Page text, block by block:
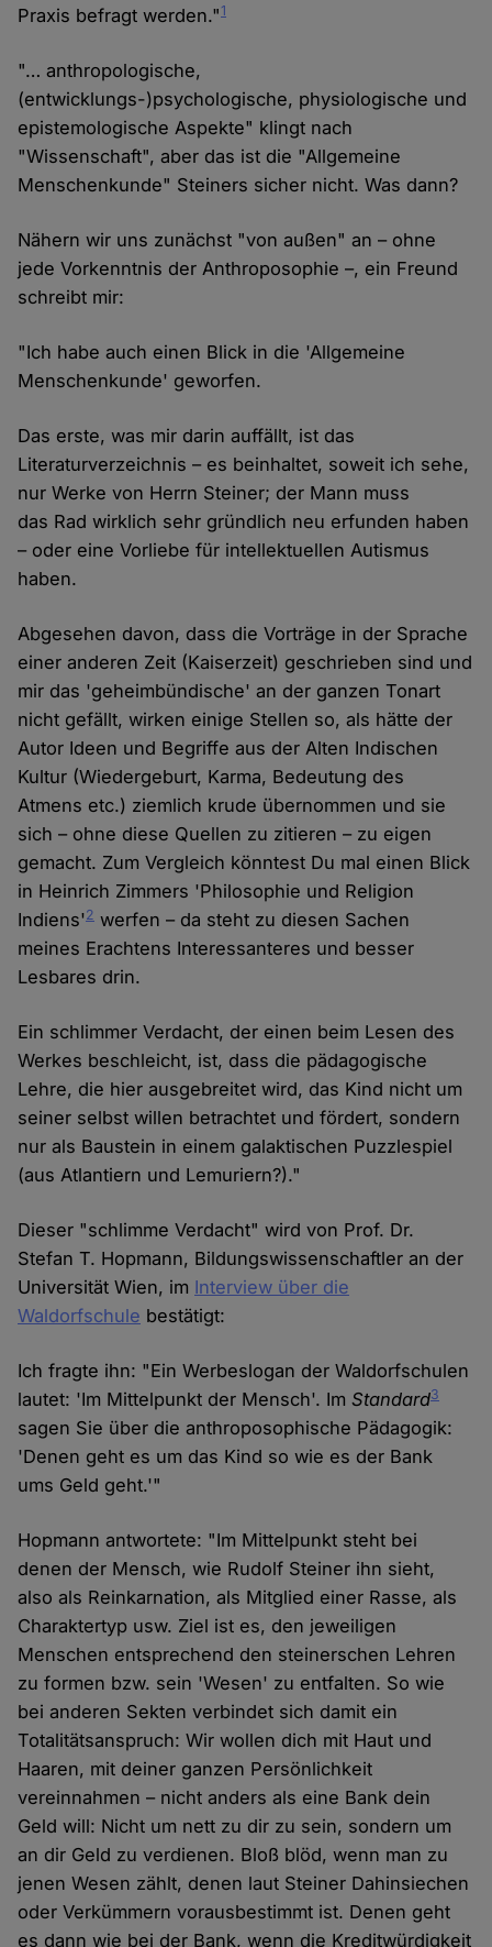
Praxis befragt werden."1
"… anthropologische,
(entwicklungs-)psychologische, physiologische und
epistemologische Aspekte" klingt nach
"Wissenschaft", aber das ist die "Allgemeine
Menschenkunde" Steiners sicher nicht. Was dann?
Nähern wir uns zunächst "von außen" an – ohne
jede Vorkenntnis der Anthroposophie –, ein Freund
schreibt mir:
"Ich habe auch einen Blick in die 'Allgemeine
Menschenkunde' geworfen.
Das erste, was mir darin auffällt, ist das
Literaturverzeichnis – es beinhaltet, soweit ich sehe,
nur Werke von Herrn Steiner; der Mann muss
das Rad wirklich sehr gründlich neu erfunden haben
– oder eine Vorliebe für intellektuellen Autismus
haben.
Abgesehen davon, dass die Vorträge in der Sprache
einer anderen Zeit (Kaiserzeit) geschrieben sind und
mir das 'geheimbündische' an der ganzen Tonart
nicht gefällt, wirken einige Stellen so, als hätte der
Autor Ideen und Begriffe aus der Alten Indischen
Kultur (Wiedergeburt, Karma, Bedeutung des
Atmens etc.) ziemlich krude übernommen und sie
sich – ohne diese Quellen zu zitieren – zu eigen
gemacht. Zum Vergleich könntest Du mal einen Blick
in Heinrich Zimmers 'Philosophie und Religion
Indiens'2 werfen – da steht zu diesen Sachen
meines Erachtens Interessanteres und besser
Lesbares drin.
Ein schlimmer Verdacht, der einen beim Lesen des
Werkes beschleicht, ist, dass die pädagogische
Lehre, die hier ausgebreitet wird, das Kind nicht um
seiner selbst willen betrachtet und fördert, sondern
nur als Baustein in einem galaktischen Puzzlespiel
(aus Atlantiern und Lemuriern?)."
Dieser "schlimme Verdacht" wird von Prof. Dr.
Stefan T. Hopmann, Bildungswissenschaftler an der
Universität Wien, im Interview über die
Waldorfschule bestätigt:
Ich fragte ihn: "Ein Werbeslogan der Waldorfschulen
lautet: 'Im Mittelpunkt der Mensch'. ImStandard3
sagen Sie über die anthroposophische Pädagogik:
'Denen geht es um das Kind so wie es der Bank
ums Geld geht.'"
Hopmann antwortete: "Im Mittelpunkt steht bei
denen der Mensch, wie Rudolf Steiner ihn sieht,
also als Reinkarnation, als Mitglied einer Rasse, als
Charaktertyp usw. Ziel ist es, den jeweiligen
Menschen entsprechend den steinerschen Lehren
zu formen bzw. sein 'Wesen' zu entfalten. So wie
bei anderen Sekten verbindet sich damit ein
Totalitätsanspruch: Wir wollen dich mit Haut und
Haaren, mit deiner ganzen Persönlichkeit
vereinnahmen – nicht anders als eine Bank dein
Geld will: Nicht um nett zu dir zu sein, sondern um
an dir Geld zu verdienen. Bloß blöd, wenn man zu
jenen Wesen zählt, denen laut Steiner Dahinsiechen
oder Verkümmern vorausbestimmt ist. Denen geht
es dann wie bei der Bank, wenn die Kreditwürdigkeit